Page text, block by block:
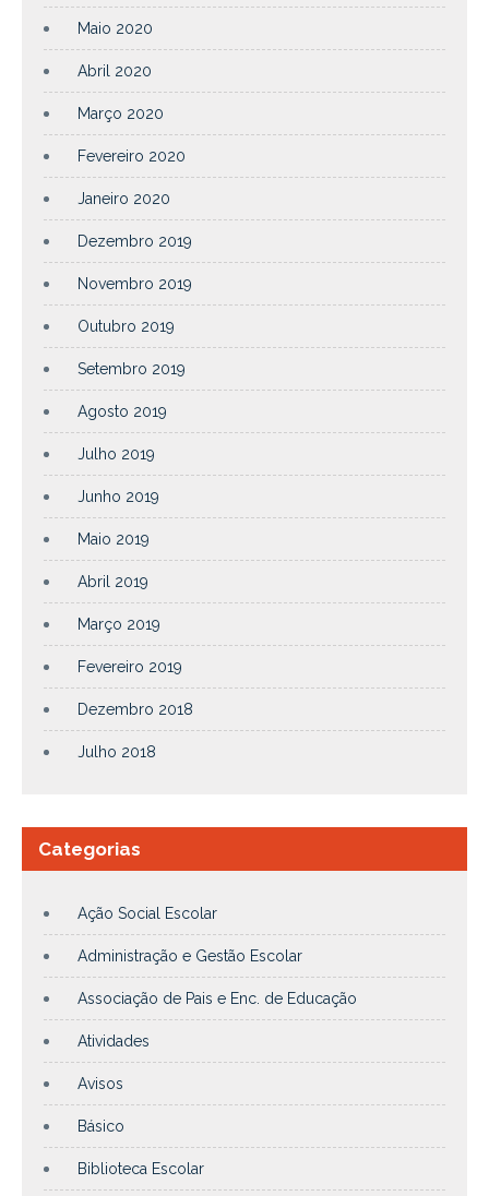
Maio 2020
Abril 2020
Março 2020
Fevereiro 2020
Janeiro 2020
Dezembro 2019
Novembro 2019
Outubro 2019
Setembro 2019
Agosto 2019
Julho 2019
Junho 2019
Maio 2019
Abril 2019
Março 2019
Fevereiro 2019
Dezembro 2018
Julho 2018
Categorias
Ação Social Escolar
Administração e Gestão Escolar
Associação de Pais e Enc. de Educação
Atividades
Avisos
Básico
Biblioteca Escolar